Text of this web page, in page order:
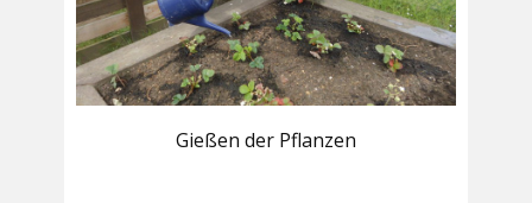
Gießen der Pflanzen